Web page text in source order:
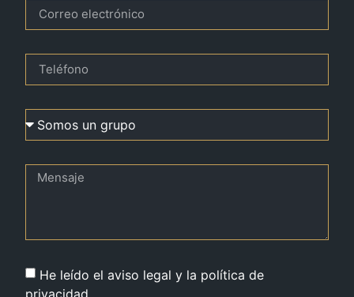
He leído el aviso legal y la política de
privacidad